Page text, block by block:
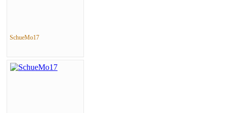
SchueMo17